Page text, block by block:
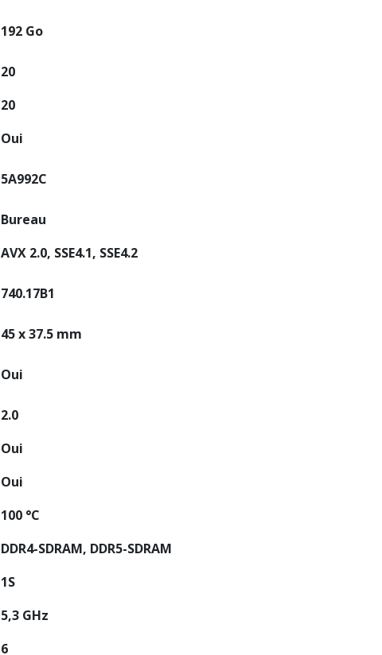
192 Go
20
20
Oui
5A992C
Bureau
AVX 2.0, SSE4.1, SSE4.2
740.17B1
45 x 37.5 mm
Oui
2.0
Oui
Oui
100 °C
DDR4-SDRAM, DDR5-SDRAM
1S
5,3 GHz
6